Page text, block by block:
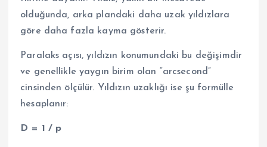
olduğunda, arka plandaki daha uzak yıldızlara
göre daha fazla kayma gösterir.
Paralaks açısı, yıldızın konumundaki bu değişimdir
ve genellikle yaygın birim olan “arcsecond”
cinsinden ölçülür. Yıldızın uzaklığı ise şu formülle
hesaplanır:
D = 1 / p